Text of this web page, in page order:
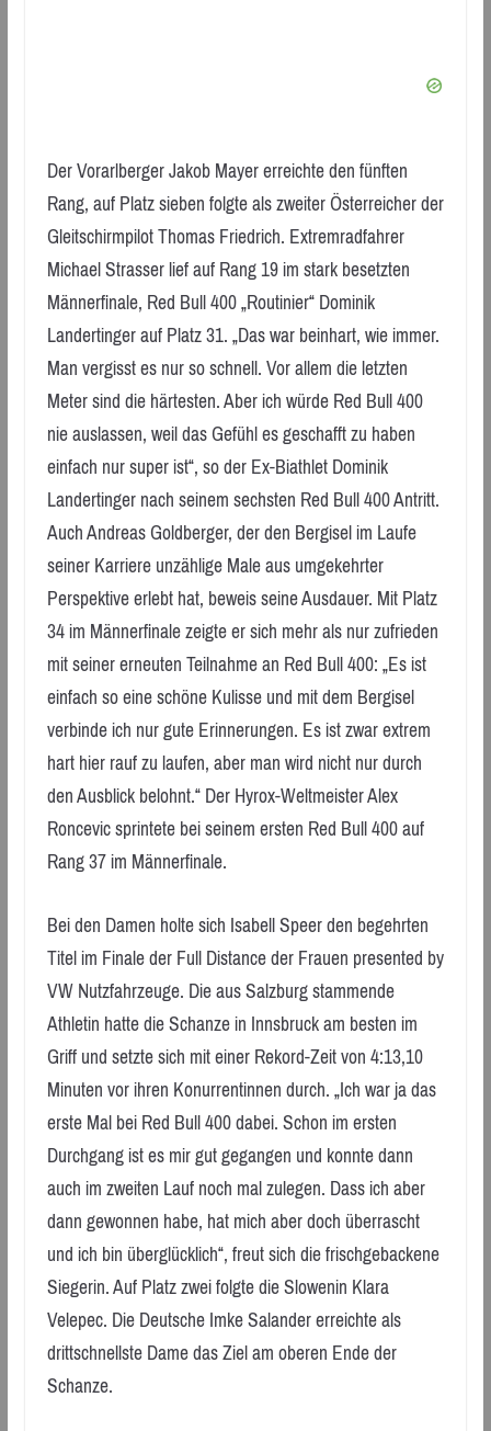
Der Vorarlberger Jakob Mayer erreichte den fünften
Rang, auf Platz sieben folgte als zweiter Österreicher der
Gleitschirmpilot Thomas Friedrich. Extremradfahrer
Michael Strasser lief auf Rang 19 im stark besetzten
Männerfinale, Red Bull 400 „Routinier“ Dominik
Landertinger auf Platz 31. „Das war beinhart, wie immer.
Man vergisst es nur so schnell. Vor allem die letzten
Meter sind die härtesten. Aber ich würde Red Bull 400
nie auslassen, weil das Gefühl es geschafft zu haben
einfach nur super ist“, so der Ex-Biathlet Dominik
Landertinger nach seinem sechsten Red Bull 400 Antritt.
Auch Andreas Goldberger, der den Bergisel im Laufe
seiner Karriere unzählige Male aus umgekehrter
Perspektive erlebt hat, beweis seine Ausdauer. Mit Platz
34 im Männerfinale zeigte er sich mehr als nur zufrieden
mit seiner erneuten Teilnahme an Red Bull 400: „Es ist
einfach so eine schöne Kulisse und mit dem Bergisel
verbinde ich nur gute Erinnerungen. Es ist zwar extrem
hart hier rauf zu laufen, aber man wird nicht nur durch
den Ausblick belohnt.“ Der Hyrox-Weltmeister Alex
Roncevic sprintete bei seinem ersten Red Bull 400 auf
Rang 37 im Männerfinale.
Bei den Damen holte sich Isabell Speer den begehrten
Titel im Finale der Full Distance der Frauen presented by
VW Nutzfahrzeuge. Die aus Salzburg stammende
Athletin hatte die Schanze in Innsbruck am besten im
Griff und setzte sich mit einer Rekord-Zeit von 4:13,10
Minuten vor ihren Konurrentinnen durch. „Ich war ja das
erste Mal bei Red Bull 400 dabei. Schon im ersten
Durchgang ist es mir gut gegangen und konnte dann
auch im zweiten Lauf noch mal zulegen. Dass ich aber
dann gewonnen habe, hat mich aber doch überrascht
und ich bin überglücklich“, freut sich die frischgebackene
Siegerin. Auf Platz zwei folgte die Slowenin Klara
Velepec. Die Deutsche Imke Salander erreichte als
drittschnellste Dame das Ziel am oberen Ende der
Schanze.